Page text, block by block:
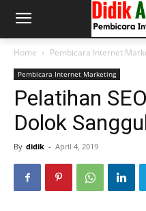
Home Pembicara Internet
Pembicara Internet Marketing
Pelatihan
Dolok
By didik - April 4, 2019